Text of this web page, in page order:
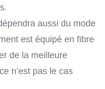
aussi du mode
est équipé en fibre
de la meilleure
n’est pas le cas